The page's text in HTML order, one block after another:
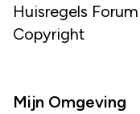
Huisregels Forum
Copyright
Mijn Omgeving